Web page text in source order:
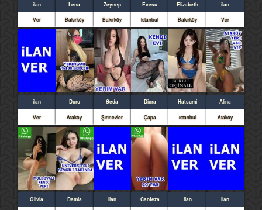
ilan
Ver
Lena
Bakırköy
Zeynep
Bakırköy
Ecesu
istanbul
Elizabeth
Bakırköy
ilan
Ver
ilan
Ver
Duru
Ataköy
Seda
Şirinevler
Diora
Çapa
Hatsumi
istanbul
Alina
Ataköy
Olivia Damla ilan Canfeza ilan ilan